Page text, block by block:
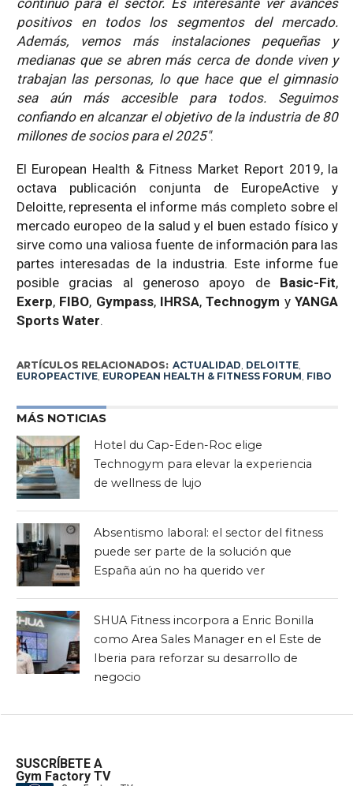
continuo para el sector. Es interesante ver avances
positivos en todos los segmentos del mercado.
Además, vemos más instalaciones pequeñas y
medianas que se abren más cerca de donde viven y
trabajan las personas, lo que hace que el gimnasio
sea aún más accesible para todos. Seguimos
confiando en alcanzar el objetivo de la industria de 80
millones de socios para el 2025″.
El European Health & Fitness Market Report 2019, la
octava publicación conjunta de EuropeActive y
Deloitte, representa el informe más completo sobre el
mercado europeo de la salud y el buen estado físico y
sirve como una valiosa fuente de información para las
partes interesadas de la industria. Este informe fue
posible gracias al generoso apoyo de Basic-Fit,
Exerp, FIBO, Gympass,IHRSA,Technogym yYANGA
Sports Water.
ARTÍCULOS RELACIONADOS: ACTUALIDAD, DELOITTE,
EUROPEACTIVE, EUROPEAN HEALTH & FITNESS FORUM, FIBO
MÁS NOTICIAS
Hotel du Cap-Eden-Roc elige
Technogym para elevar la experiencia
de wellness de lujo
Absentismo laboral: el sector del fitness
puede ser parte de la solución que
España aún no ha querido ver
SHUA Fitness incorpora a Enric Bonilla
como Area Sales Manager en el Este de
Iberia para reforzar su desarrollo de
negocio
SUSCRÍBETE A
Gym Factory TV